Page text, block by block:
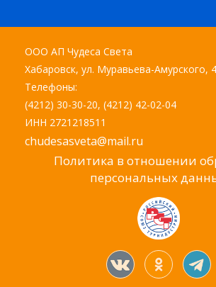
ООО АП Чудеса Света
Хабаровск, ул. Муравьева-Амурского,
Телефоны:
(4212) 30-30-20, (4212) 42-02-04
ИНН 2721218511
chudesasveta@mail.ru
Политика в отношении
персональных